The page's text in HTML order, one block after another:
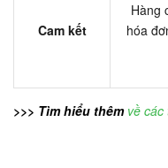
Cam kết
Hàng
hóa
>>> Tìm hiểu thêm về